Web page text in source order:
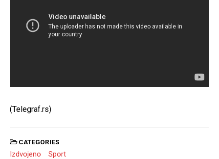
(Telegraf.rs)
CATEGORIES
Izdvojeno Sport